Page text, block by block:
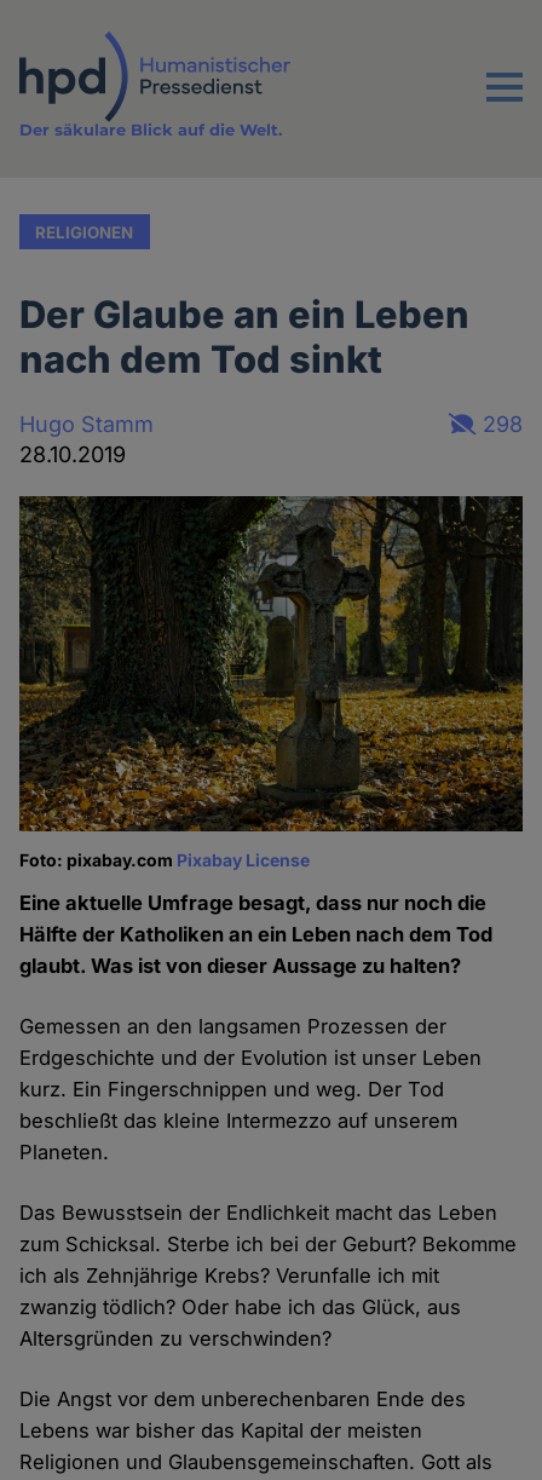
Inhalt
Menu
Der säkulare Blick auf die Welt.
RELIGIONEN
Der Glaube an ein Leben
nach dem Tod sinkt
Hugo Stamm
28.10.2019
298
Foto: pixabay.com Pixabay License
Eine aktuelle Umfrage besagt, dass nur noch die
Hälfte der Katholiken an ein Leben nach dem Tod
glaubt. Was ist von dieser Aussage zu halten?
Gemessen an den langsamen Prozessen der
Erdgeschichte und der Evolution ist unser Leben
kurz. Ein Fingerschnippen und weg. Der Tod
beschließt das kleine Intermezzo auf unserem
Planeten.
Das Bewusstsein der Endlichkeit macht das Leben
zum Schicksal. Sterbe ich bei der Geburt? Bekomme
ich als Zehnjährige Krebs? Verunfalle ich mit
zwanzig tödlich? Oder habe ich das Glück, aus
Altersgründen zu verschwinden?
Die Angst vor dem unberechenbaren Ende des
Lebens war bisher das Kapital der meisten
Religionen und Glaubensgemeinschaften. Gott als